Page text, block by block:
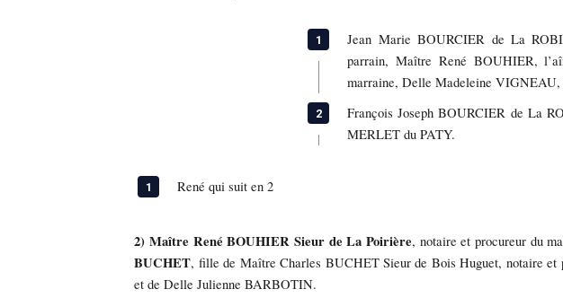
Jean Marie BOURCIER de La
parrain, Maître René BOUHIER,
marraine, Delle Madeleine VIGNEAU,
François Joseph BOURCIER de La
MERLET du PATY.
René qui suit en 2
2) Maître René BOUHIER Sieur de La Poirière, notaire et procureur du
BUCHET, fille de Maître Charles BUCHET Sieur de Bois Huguet, notaire et
et de Delle Julienne BARBOTIN.